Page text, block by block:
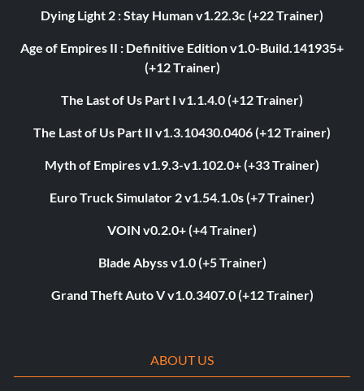
Dying Light 2 : Stay Human v1.22.3c (+22 Trainer)
Age of Empires II : Definitive Edition v1.0-Build.141935+
(+12 Trainer)
The Last of Us Part I v1.1.4.0 (+12 Trainer)
The Last of Us Part II v1.3.10430.0406 (+12 Trainer)
Myth of Empires v1.9.3-v1.102.0+ (+33 Trainer)
Euro Truck Simulator 2 v1.54.1.0s (+7 Trainer)
VOIN v0.2.0+ (+4 Trainer)
Blade Abyss v1.0 (+5 Trainer)
Grand Theft Auto V v1.0.3407.0 (+12 Trainer)
ABOUT US